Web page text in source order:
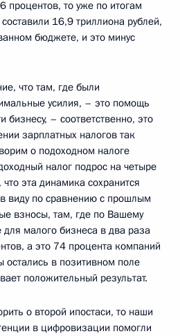
процентов, то уже по итогам
16,9 триллиона рублей,
бюджете, и это минус
что там, где были
усилия, – это помощь
бизнесу, – соответственно, это
зарплатных налогов так
о подоходном налоге
налог подрос на четыре
эта динамика сохранится
виду по сравнению с прошлым
взносы, там, где по Вашему
малого бизнеса в два раза
а это 74 процента компаний
в позитивном поле
положительный результат.
о второй ипостаси, то наши
в цифровизации помогли